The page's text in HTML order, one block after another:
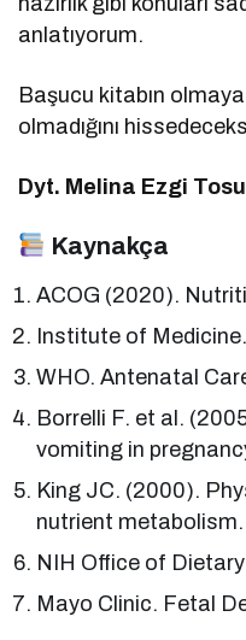
anlatıyorum.
Başucu kitabın
olmadığını
Dyt. Melina Ezgi
Kaynakça
ACOG (2020).
Institute of
WHO. Antenatal
Borrelli F. et al.
vomiting in
King JC. (2000).
nutrient metabolism.
NIH Office of
Mayo Clinic. Fetal